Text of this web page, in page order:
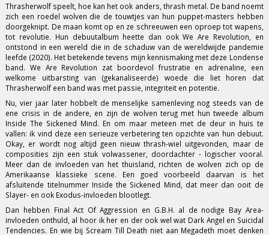
Thrasherwolf speelt, hoe kan het ook anders, thrash metal. De band noemt
zich een roedel wolven die de touwtjes van hun puppet-masters hebben
doorgeknipt. De maan komt op en ze schreeuwen een oproep tot wapens,
tot revolutie. Hun debuutalbum heette dan ook We Are Revolution, en
ontstond in een wereld die in de schaduw van de wereldwijde pandemie
leefde (2020). Het betekende tevens mijn kennismaking met deze Londense
band. We Are Revolution zat boordevol frustratie en adrenaline, een
welkome uitbarsting van (gekanaliseerde) woede die liet horen dat
Thrasherwolf een band was met passie, integriteit en potentie.
Nu, vier jaar later hobbelt de menselijke samenleving nog steeds van de
ene crisis in de andere, en zijn de wolven terug met hun tweede album
Inside The Sickened Mind. En om maar meteen met de deur in huis te
vallen: ik vind deze een serieuze verbetering ten opzichte van hun debuut.
Okay, er wordt nog altijd geen nieuw thrash-wiel uitgevonden, maar de
composities zijn een stuk volwassener, doordachter - logischer vooral.
Meer dan de invloeden van het thuisland, richten de wolven zich op de
Amerikaanse klassieke scene. Een goed voorbeeld daarvan is het
afsluitende titelnummer Inside the Sickened Mind, dat meer dan ooit de
Slayer- en ook Exodus-invloeden blootlegt.
Dan hebben Final Act Of Aggression en G.B.H. al de nodige Bay Area-
invloeden onthuld, al hoor ik her en der ook wel wat Dark Angel en Suicidal
Tendencies. En wie bij Scream Till Death niet aan Megadeth moet denken